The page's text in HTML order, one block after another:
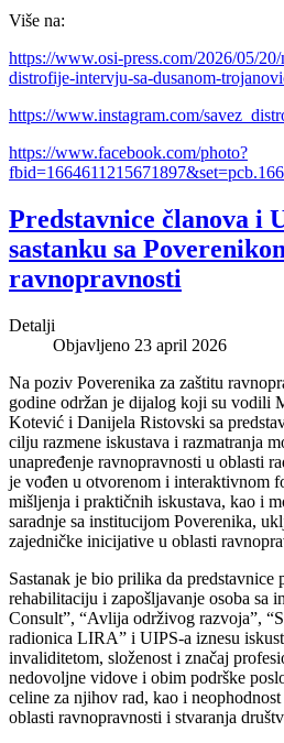
Više na:
https://www.osi-press.com/2026/05/
distrofije-intervju-sa-dusanom-
https://www.instagram.com/
https://www.facebook.com/photo?
Predstavnice članova i
sastanku sa
ravnopravnosti
Detalji
Objavljeno 23 april 2026
Na poziv Poverenika za zaštitu
godine održan je dijalog koji su vodili
Kotević i Danijela Ristovski sa
cilju razmene iskustava i razmatranja
unapređenje ravnopravnosti u oblasti
je vođen u otvorenom i interaktivnom
mišljenja i praktičnih iskustava, kao i
saradnje sa institucijom Poverenika,
zajedničke inicijative u oblasti
Sastanak je bio prilika da predstavnice
rehabilitaciju i zapošljavanje osoba sa
Consult”, “Avlija održivog razvoja”,
radionica LIRA” i UIPS-a iznesu
invaliditetom, složenost i značaj
nedovoljne vidove i obim podrške
celine za njihov rad, kao i
oblasti ravnopravnosti i stvaranja